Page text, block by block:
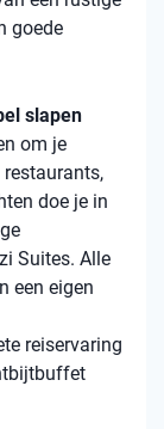
goede
slapen
om je
doe je in
Suites. Alle
een eigen
reiservaring